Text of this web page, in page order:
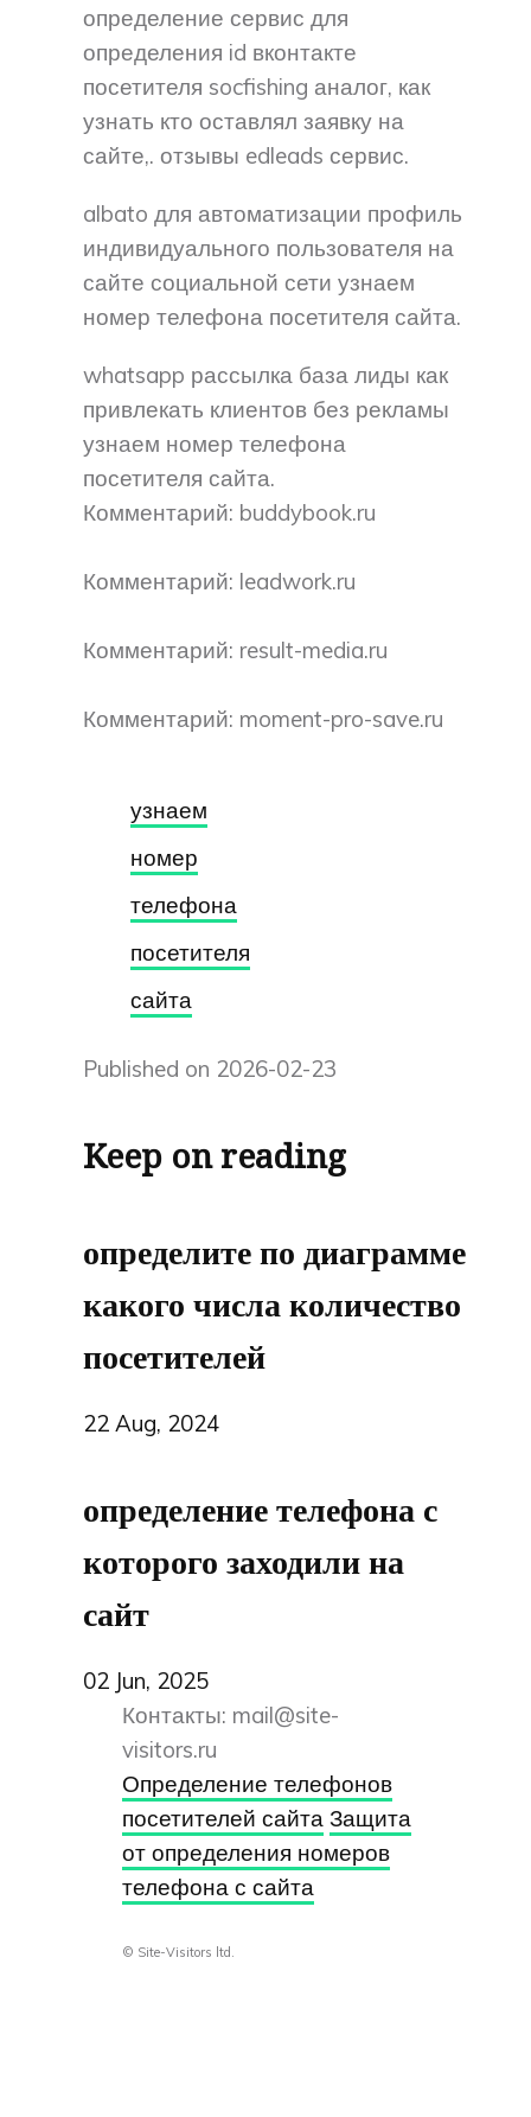
определение сервис для
определения id вконтакте
посетителя socfishing аналог, как
узнать кто оставлял заявку на
сайте,. отзывы edleads сервис.
albato для автоматизации профиль
индивидуального пользователя на
сайте социальной сети узнаем
номер телефона посетителя сайта.
whatsapp рассылка база лиды как
привлекать клиентов без рекламы
узнаем номер телефона
посетителя сайта.
Комментарий: buddybook.ru
Комментарий: leadwork.ru
Комментарий: result-media.ru
Комментарий: moment-pro-save.ru
узнаем
номер
телефона
посетителя
сайта
Published on 2026-02-23
Keep on reading
определите по диаграмме
какого числа количество
посетителей
22 Aug, 2024
определение телефона с
которого заходили на
сайт
02 Jun, 2025
Контакты: mail@site-
visitors.ru
Определение телефонов
посетителей сайта Защита
от определения номеров
телефона с сайта
© Site-Visitors ltd.